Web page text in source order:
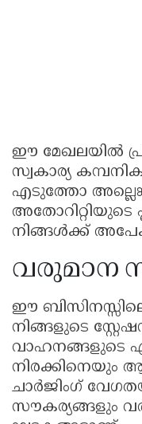
ഈ മേഖലയിൽ
സ്വകാര്യ
എടുത്തോ
നിങ്ങൾക്ക്
വരുമാന
ഈ
നിങ്ങളുടെ
വാഹനങ്ങളുടെ
നിരക്കിനെയും
ചാർജിംഗ്
സൗകര്യങ്ങളും